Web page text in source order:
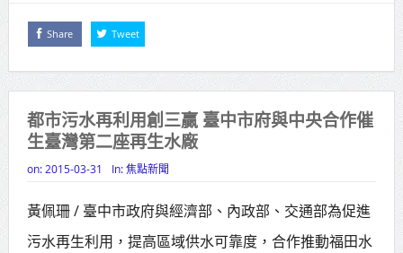
Share Tweet
都市污水再利用創三贏 臺中市府與中央合作催
生臺灣第二座再生水廠
on:2015-03-31 In:焦點新聞
黃佩珊 / 臺中市政府與經濟部、內政部、交通部為促進
污水再生利用，提高區域供水可靠度，合作推動福田水